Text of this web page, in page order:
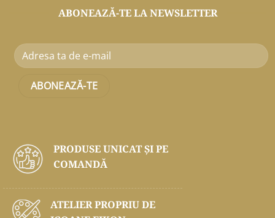
ABONEAZĂ-TE LA NEWSLETTER
PRODUSE UNICAT ŞI PE
COMANDĂ
ATELIER PROPRIU DE